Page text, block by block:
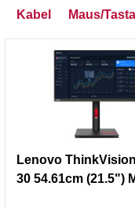
Kabel Maus/
Lenovo
30 54.61cm (21.5")